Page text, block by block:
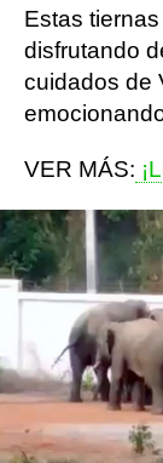
Estas
disfrutando
cuidados de
VER MÁS:
Más sobre
elefante